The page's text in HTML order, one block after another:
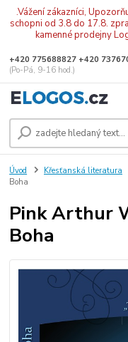
.Vážení zákazníci,
schopni od 3.8 do 17.8.
kamenné prodejny
+420 775688827 +420
(Po-Pá, 9-16 hod.)
Úvod Křesťanská literatura
Boha
Pink Arthur
Boha